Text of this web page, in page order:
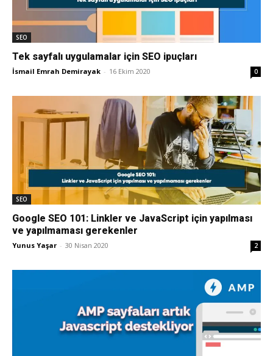
UI/UX
SEO
Tek sayfalı uygulamalar için SEO ipuçları
İsmail Emrah Demirayak - 16 Ekim 2020 0
SEO
Google SEO 101: Linkler ve JavaScript için yapılması
ve yapılmaması gerekenler
Yunus Yaşar - 30 Nisan 2020 2